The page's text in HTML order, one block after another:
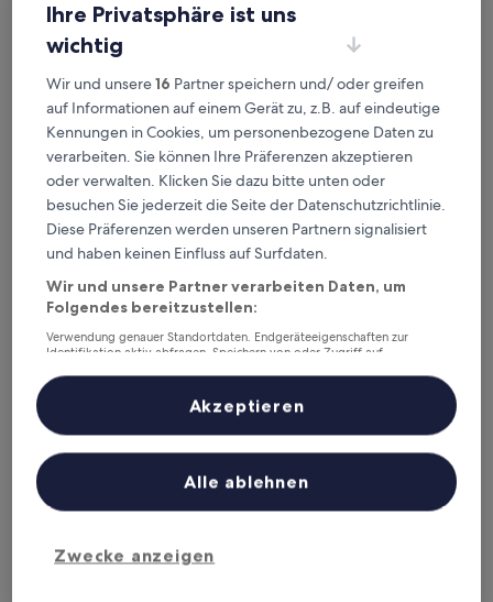
Ramada Encore Wyndham Linyi
Ramada Encore Wyndham Linyi
4.0-
Unterkunft
10.0
von
10,
Außergewöhnlich,
Bewertung)
10/10 Außergewöhnlich (1 Bewertung)
47 €
inkl. Steuern & Gebühren
8. Aug.–9. Aug.
Hilton Garden Inn Linyi Shangcheng
Ihre Privatsphäre ist uns
wichtig
Wir und unsere16 Partner speichern und/ oder greifen
auf Informationen auf einem Gerät zu, z.B. auf eindeutige
Kennungen in Cookies, um personenbezogene Daten zu
verarbeiten. Sie können Ihre Präferenzen akzeptieren
oder verwalten. Klicken Sie dazu bitte unten oder
besuchen Sie jederzeit die Seite der Datenschutzrichtlinie.
Diese Präferenzen werden unseren Partnern signalisiert
und haben keinen Einfluss auf Surfdaten.
Wir und unsere Partner verarbeiten Daten, um
Folgendes bereitzustellen:
Verwendung genauer Standortdaten. Endgeräteeigenschaften zur
Identifikation aktiv abfragen. Speichern von oder Zugriff auf
Inhalte, Messung von Werbeleistung und der Performance von Inhalten,
Zielgruppenforschung sowie Entwicklung und Verbesserung von
Liste der Partner (Lieferanten)
Zwecke anzeigen
Alle ablehnen
Akzeptieren